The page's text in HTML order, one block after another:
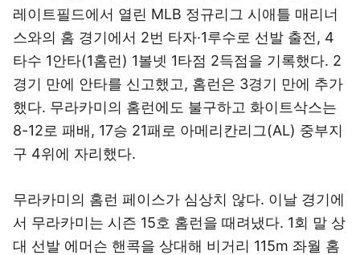
레이트필드에서 열린 MLB 정규리그 시애틀 매리너
스와의 홈 경기에서 2번 타자·1루수로 선발 출전, 4
타수 1안타(1홈런) 1볼넷 1타점 2득점을 기록했다. 2
경기 만에 안타를 신고했고, 홈런은 3경기 만에 추가
했다. 무라카미의 홈런에도 불구하고 화이트삭스는
8-12로 패배, 17승 21패로 아메리칸리그(AL) 중부지
구 4위에 자리했다.
무라카미의 홈런 페이스가 심상치 않다. 이날 경기에
서 무라카미는 시즌 15호 홈런을 때려냈다. 1회 말 상
대 선발 에머슨 핸콕을 상대해 비거리 115m 좌월 홈